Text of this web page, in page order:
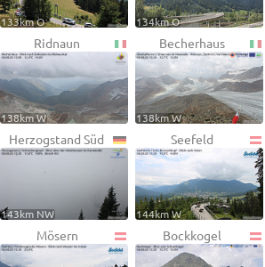
133km O 134km O
Ridnaun
138km W
Becherhaus
138km W
Herzogstand Süd
143km NW
Seefeld
144km W
Mösern Bockkogel